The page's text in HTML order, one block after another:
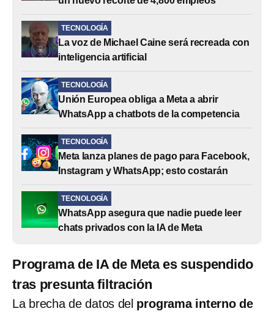
TECNOLOGÍA
La voz de Michael Caine será recreada con
inteligencia artificial
TECNOLOGÍA
Unión Europea obliga a Meta a abrir
WhatsApp a chatbots de la competencia
TECNOLOGÍA
Meta lanza planes de pago para Facebook,
Instagram y WhatsApp; esto costarán
TECNOLOGÍA
WhatsApp asegura que nadie puede leer
chats privados con la IA de Meta
Programa de IA de Meta es suspendido
tras presunta filtración
La brecha de datos del programa interno de